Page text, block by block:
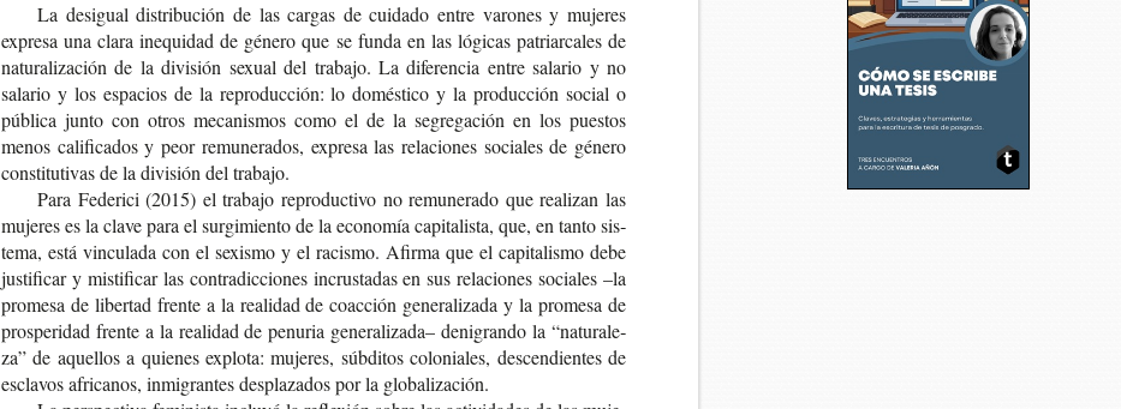
La desigual dis­tri­bu­ción de las car­gas de cui­da­do entre varo­nes y muje­res
expre­sa una clara inequi­dad de géne­ro que se funda en las lógi­cas patriar­ca­les de
natu­ra­li­za­ción de la divi­sión sexual del tra­ba­jo. La dife­ren­cia entre sala­rio y no
sala­rio y los espa­cios de la repro­duc­ción: lo domés­ti­co y la pro­duc­ción social o
públi­ca junto con otros meca­nis­mos como el de la segre­ga­ción en los pues­tos
menos cali­fi­ca­dos y peor remu­ne­ra­dos, expre­sa las rela­cio­nes socia­les de géne­ro
cons­ti­tu­ti­vas de la divi­sión del trabajo.
Para Fede­ri­ci (2015) el tra­ba­jo repro­duc­ti­vo no remu­ne­ra­do que rea­li­zan las
muje­res es la clave para el sur­gi­mien­to de la eco­no­mía capi­ta­lis­ta, que, en tanto sis­
te­ma, está vin­cu­la­da con el sexis­mo y el racis­mo. Afir­ma que el capi­ta­lis­mo debe
jus­ti­fi­car y mis­ti­fi­car las con­tra­dic­cio­nes incrus­ta­das en sus rela­cio­nes socia­les –la
pro­me­sa de liber­tad fren­te a la reali­dad de coac­ción gene­ra­li­za­da y la pro­me­sa de
pros­pe­ri­dad fren­te a la reali­dad de penu­ria gene­ra­li­za­da– deni­gran­do la “natu­ra­le­
za” de aque­llos a quie­nes explo­ta: muje­res, súb­di­tos colo­nia­les, des­cen­dien­tes de
escla­vos afri­ca­nos, inmi­gran­tes des­pla­za­dos por la globalización.